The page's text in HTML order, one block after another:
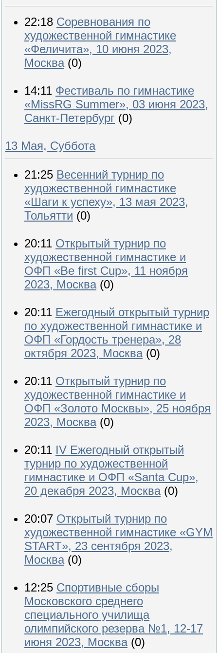
22:18 Соревнования по
художественной гимнастике
«Феличита», 10 июня 2023,
Москва (0)
14:11 Фестиваль по гимнастике
«MissRG Summer», 03 июня 2023,
Санкт-Петербург (0)
13 Мая, Суббота
21:25 Весенний турнир по
художественной гимнастике
«Шаги к успеху», 13 мая 2023,
Тольятти (0)
20:11 Открытый турнир по
художественной гимнастике и
ОФП «Be first Cup», 11 ноября
2023, Москва (0)
20:11 Ежегодный открытый турнир
по художественной гимнастике и
ОФП «Гордость тренера», 28
октября 2023, Москва (0)
20:11 Открытый турнир по
художественной гимнастике и
ОФП «Золото Москвы», 25 ноября
2023, Москва (0)
20:11 IV Ежегодный открытый
турнир по художественной
гимнастике и ОФП «Santa Cup»,
20 декабря 2023, Москва (0)
20:07 Открытый турнир по
художественной гимнастике «GYM
START», 23 сентября 2023,
Москва (0)
12:25 Спортивные сборы
Московского среднего
специального училища
олимпийского резерва №1, 12-17
июня 2023, Москва (0)